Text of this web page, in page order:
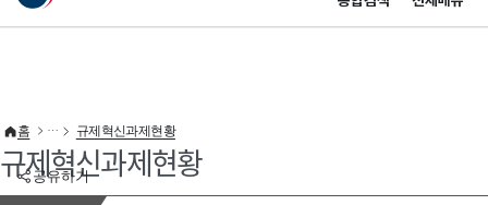
이 누리집은 대한민국 공식 전자정부 누리집입니다.
공유하기
홈 규제혁신과제현황
규제혁신과제현황